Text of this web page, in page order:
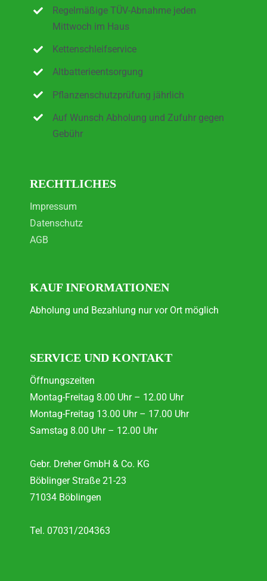
Regelmäßige TÜV-Abnahme jeden
Mittwoch im Haus
Kettenschleifservice
Altbatterieentsorgung
Pflanzenschutzprüfung jährlich
Auf Wunsch Abholung und Zufuhr gegen
Gebühr
RECHTLICHES
Impressum
Datenschutz
AGB
KAUF INFORMATIONEN
Abholung und Bezahlung nur vor Ort möglich
SERVICE UND KONTAKT
Öffnungszeiten
Montag-Freitag 8.00 Uhr – 12.00 Uhr
Montag-Freitag 13.00 Uhr – 17.00 Uhr
Samstag 8.00 Uhr – 12.00 Uhr
Gebr. Dreher GmbH & Co. KG
Böblinger Straße 21-23
71034 Böblingen
Tel. 07031/204363